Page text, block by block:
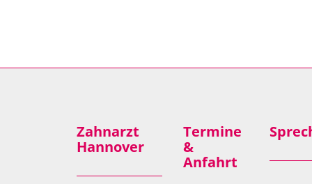
Zahnarzt
Hannover
Termine
&
Anfahrt